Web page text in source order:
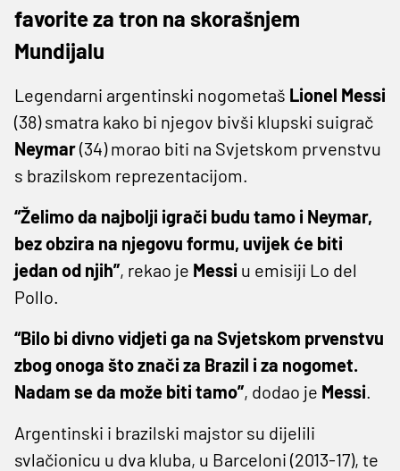
favorite za tron na skorašnjem
Mundijalu
Legendarni argentinski nogometaš Lionel Messi
(38) smatra kako bi njegov bivši klupski suigrač
Neymar(34) morao biti na Svjetskom prvenstvu
s brazilskom reprezentacijom.
“Želimo da najbolji igrači budu tamo i Neymar,
bez obzira na njegovu formu, uvijek će biti
jedan od njih”, rekao je Messi u emisiji Lo del
Pollo.
“Bilo bi divno vidjeti ga na Svjetskom prvenstvu
zbog onoga što znači za Brazil i za nogomet.
Nadam se da može biti tamo”, dodao je Messi.
Argentinski i brazilski majstor su dijelili
svlačionicu u dva kluba, u Barceloni (2013-17), te